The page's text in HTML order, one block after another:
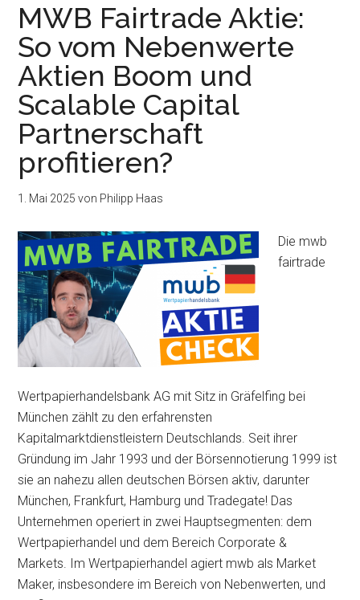
MWB Fairtrade Aktie:
So vom Nebenwerte
Aktien Boom und
Scalable Capital
Partnerschaft
profitieren?
1. Mai 2025 von Philipp Haas
Die mwb
fairtrade
Wertpapierhandelsbank AG mit Sitz in Gräfelfing bei
München zählt zu den erfahrensten
Kapitalmarktdienstleistern Deutschlands. Seit ihrer
Gründung im Jahr 1993 und der Börsennotierung 1999 ist
sie an nahezu allen deutschen Börsen aktiv, darunter
München, Frankfurt, Hamburg und Tradegate! Das
Unternehmen operiert in zwei Hauptsegmenten: dem
Wertpapierhandel und dem Bereich Corporate &
Markets. Im Wertpapierhandel agiert mwb als Market
Maker, insbesondere im Bereich von Nebenwerten, und